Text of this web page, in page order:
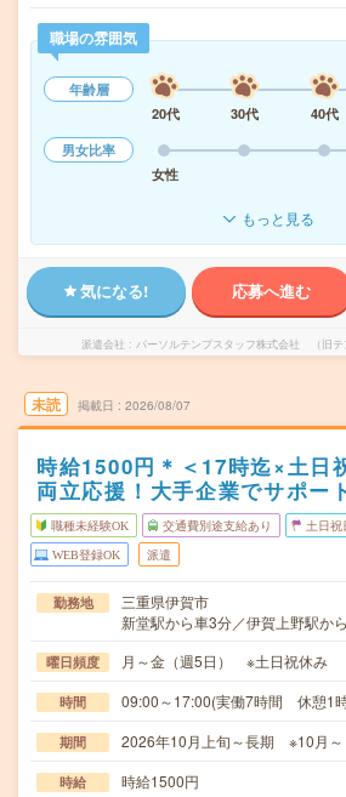
職場の雰囲気
年齢層
20代
30代 40代
男女比率
女性
もっと見る
気になる! 応募へ進む
派遣会社 パーソルテンプスタッフ株式会社 （旧テ
未読 掲載日 2026/08/07
時給1500円＊＜17時迄×土日
両立応援！大手企業でサポー
職種未経験OK 交通費別途支給あり 土日祝
WEB登録OK 派遣
勤務地
三重県伊賀市
新堂駅から車3分／伊賀上野駅か
曜日頻度 月～金（週5日） ※土日祝休み
時間 09:00～17:00(実働7時間 休憩1
期間 2026年10月上旬～長期 ※10月～
時給 時給1500円